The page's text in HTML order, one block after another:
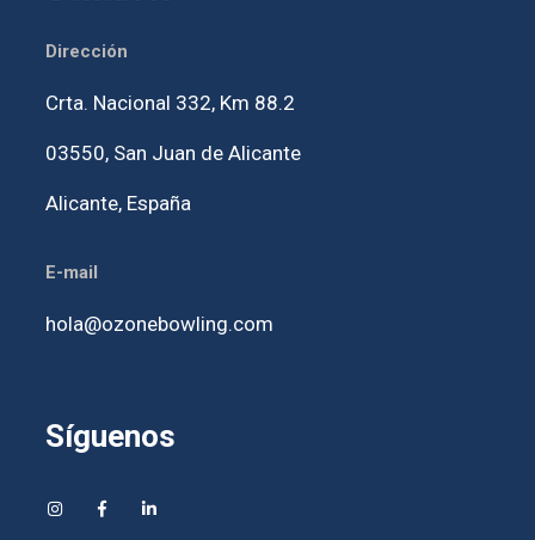
Dirección
Crta. Nacional 332, Km 88.2
03550, San Juan de Alicante
Alicante, España
E-mail
hola@ozonebowling.com
Síguenos